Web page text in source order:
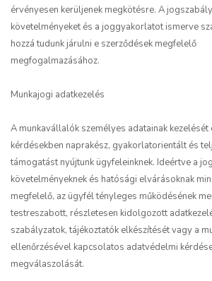
érvényesen kerüljenek megkötésre. A
követelményeket és a joggyakorlatot ismerve
hozzá tudunk járulni e szerződések megfelelő
megfogalmazásához.
Munkajogi adatkezelés
A munkavállalók személyes adatainak kezelését
kérdésekben naprakész, gyakorlatorientált és
támogatást nyújtunk ügyfeleinknek. Ideértve a
követelményeknek és hatósági elvárásoknak
megfelelő, az ügyfél tényleges működésének
testreszabott, részletesen kidolgozott
szabályzatok, tájékoztatók elkészítését vagy a
ellenőrzésével kapcsolatos adatvédelmi
megválaszolását.